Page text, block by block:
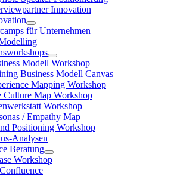
Innovation
für Unternehmen
Modell Workshop
Business Modell Canvas
Mapping Workshop
Culture Map Workshop
Workshop
/ Empathy Map
Positioning Workshop
Analysen
Beratung
Workshop